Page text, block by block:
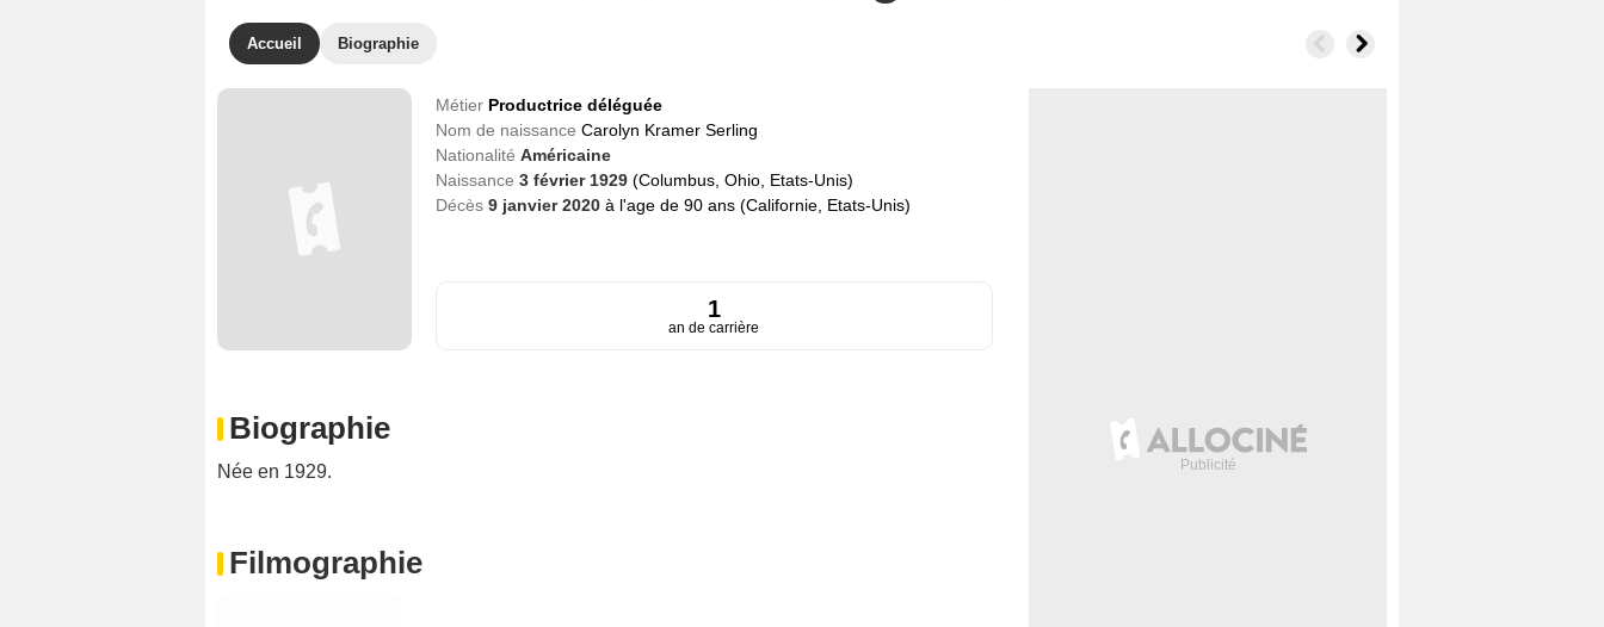
Accueil Biographie
Métier Productrice déléguée
Nom de naissance Carolyn Kramer Serling
Nationalité Américaine
Naissance 3 février 1929 (Columbus, Ohio, Etats-Unis)
Décès 9 janvier 2020 à l'age de 90 ans (Californie, Etats-Unis)
1
an de carrière
Biographie
Née en 1929.
Filmographie